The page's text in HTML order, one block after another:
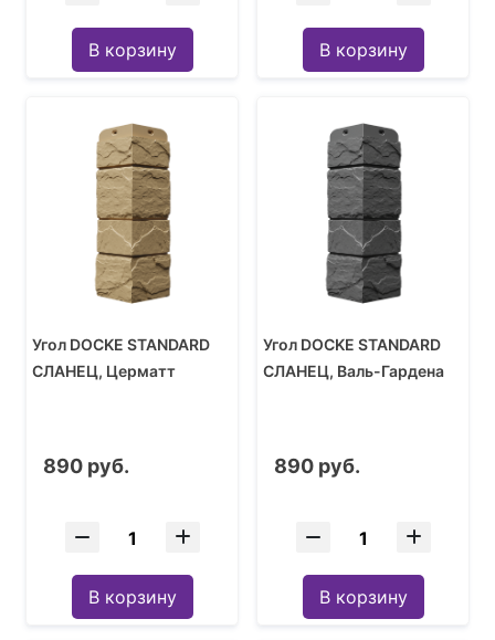
В корзину В корзину
Угол DOCKE STANDARD
СЛАНЕЦ, Церматт
890 руб.
В корзину
Угол DOCKE STANDARD
СЛАНЕЦ, Валь-Гардена
890 руб.
В корзину